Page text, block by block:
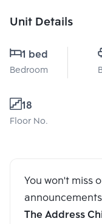
Unit Details
1 bed
Bedroom
18
Floor No.
You won't miss
The Address